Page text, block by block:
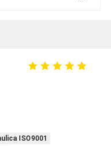
ISO9001